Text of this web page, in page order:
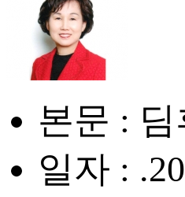
본문 : 딤
일자 :